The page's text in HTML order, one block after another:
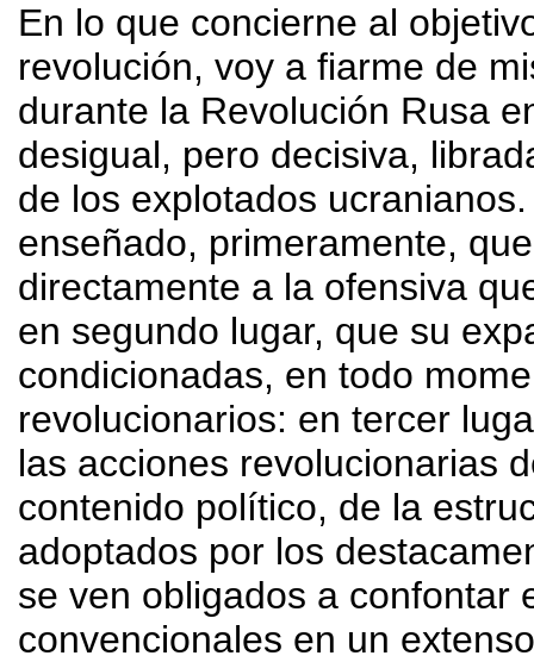
En lo que concierne al
revolución, voy a fiarme de
durante la Revolución Rusa
desigual, pero decisiva,
de los explotados
enseñado, primeramente,
directamente a la ofensiva
en segundo lugar, que su
condicionadas, en todo
revolucionarios: en tercer
las acciones revolucionarias
contenido político, de la
adoptados por los
se ven obligados a confontar
convencionales en un